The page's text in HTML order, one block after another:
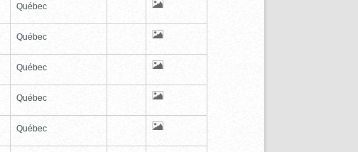
Québec
Québec
Québec
Québec
Québec